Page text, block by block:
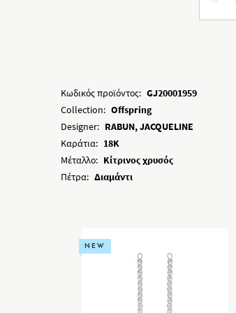
Κωδικός προϊόντος: GJ20001959
Collection: Offspring
Designer: RABUN, JACQUELINE
Καράτια: 18K
Μέταλλο: Κίτρινος χρυσός
Πέτρα: Διαμάντι
NEW